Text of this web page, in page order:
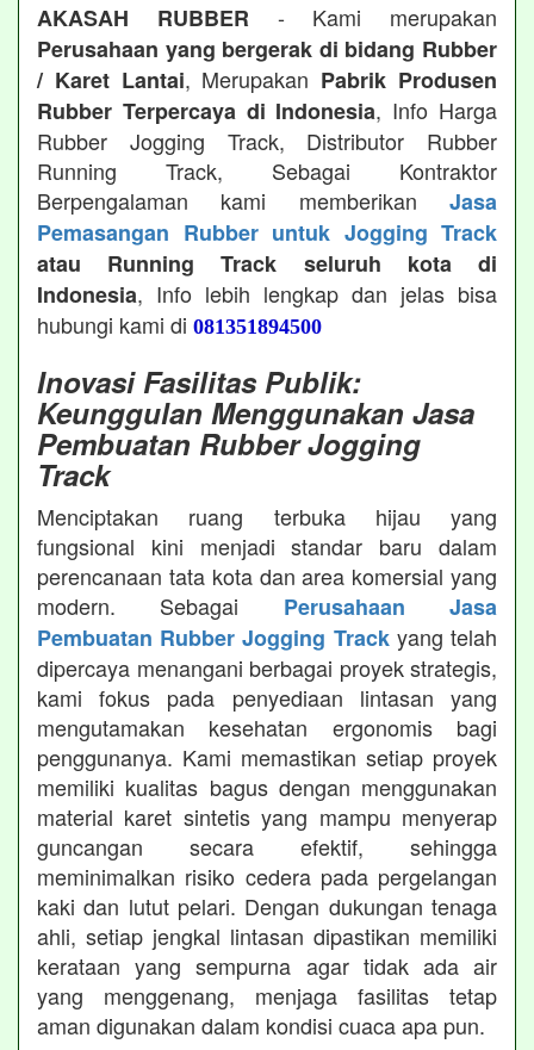
AKASAH RUBBER - Kami merupakan
Perusahaan yang bergerak di bidang Rubber
/ Karet Lantai, Merupakan Pabrik Produsen
Rubber Terpercaya di Indonesia, Info Harga
Rubber Jogging Track, Distributor Rubber
Running Track, Sebagai Kontraktor
Berpengalaman kami memberikan Jasa
Pemasangan Rubber untuk Jogging Track
atau Running Track seluruh kota di
Indonesia, Info lebih lengkap dan jelas bisa
hubungi kami di 081351894500
Inovasi Fasilitas Publik:
Keunggulan Menggunakan Jasa
Pembuatan Rubber Jogging
Track
Menciptakan ruang terbuka hijau yang
fungsional kini menjadi standar baru dalam
perencanaan tata kota dan area komersial yang
modern. Sebagai Perusahaan Jasa
Pembuatan Rubber Jogging Trackyang telah
dipercaya menangani berbagai proyek strategis,
kami fokus pada penyediaan lintasan yang
mengutamakan kesehatan ergonomis bagi
penggunanya. Kami memastikan setiap proyek
memiliki kualitas bagus dengan menggunakan
material karet sintetis yang mampu menyerap
guncangan secara efektif, sehingga
meminimalkan risiko cedera pada pergelangan
kaki dan lutut pelari. Dengan dukungan tenaga
ahli, setiap jengkal lintasan dipastikan memiliki
kerataan yang sempurna agar tidak ada air
yang menggenang, menjaga fasilitas tetap
aman digunakan dalam kondisi cuaca apa pun.